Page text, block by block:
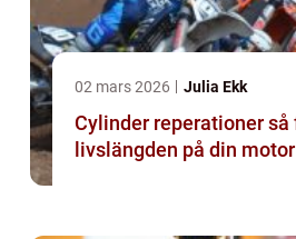
02 mars 2026 Julia Ekk
Cylinder reperationer så förlänger du
livslängden på din motor